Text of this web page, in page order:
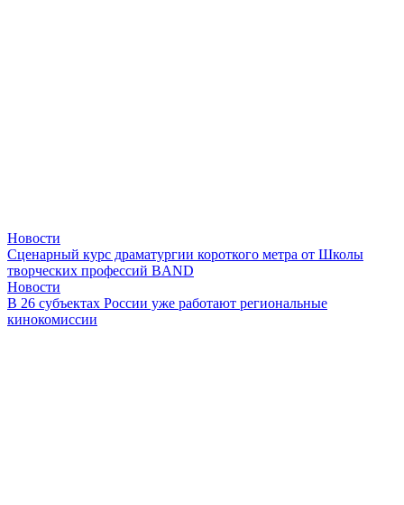
Новости
Сценарный курс драматургии короткого метра от Школы
творческих профессий BAND
Новости
В 26 субъектах России уже работают региональные
кинокомиссии